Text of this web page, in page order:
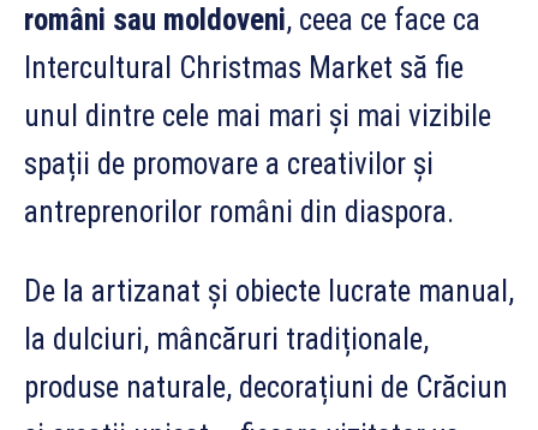
români sau moldoveni, ceea ce face ca
Intercultural Christmas Market să fie
unul dintre cele mai mari și mai vizibile
spații de promovare a creativilor și
antreprenorilor români din diaspora.
De la artizanat și obiecte lucrate manual,
la dulciuri, mâncăruri tradiționale,
produse naturale, decorațiuni de Crăciun